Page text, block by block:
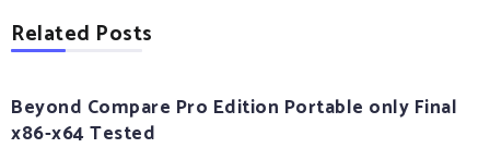
Related Posts
Beyond Compare Pro Edition Portable only Final
x86-x64 Tested